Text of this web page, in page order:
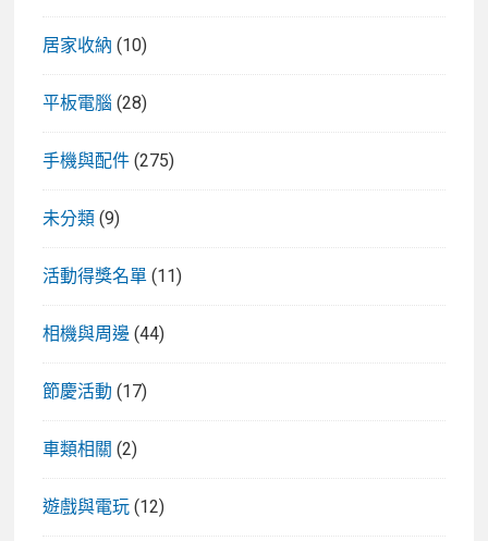
居家收納 (10)
平板電腦 (28)
手機與配件 (275)
未分類 (9)
活動得獎名單 (11)
相機與周邊 (44)
節慶活動 (17)
車類相關 (2)
遊戲與電玩 (12)